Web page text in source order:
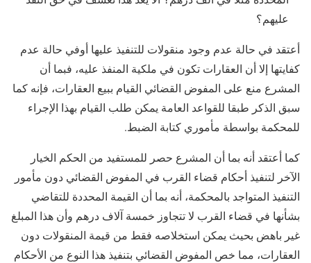
عليهم؟
أعتقد في حالة عدم وجود منقولات للتنفيذ عليها أوفي حالة عدم
كفايتها إلا أن العقارات تكون في ملكية المنفذ عليه، فبما أن
المشرع منع على المفوض القضائي القيام ببيع العقارات، فإنه كما
سبق الذكر طبقا للقواعد العامة يمكن طلب القيام بهذا الإجراء
للمحكمة بواسطة مأموري كتابة الضبط.
كما أعتقد أنه بما أن المشرع حصر للمستفيد من الحكم الخيار
الآخر لتنفيذ أحكام قضاء القرب في المفوض القضائي دون مأمور
التنفيذ المتواجد بالمحكمة، أنه بما أن القيمة المحددة للتقاضي
بشأنها في قضاء القرب لا تتجاوز خمسة آلاف درهم وأن هذا المبلغ
غير باهض بحيث يمكن استخلاصه فقط من قيمة المنقولات دون
العقارات، مما خص المفوض القضائي بتنفيذ هذا النوع من الأحكام